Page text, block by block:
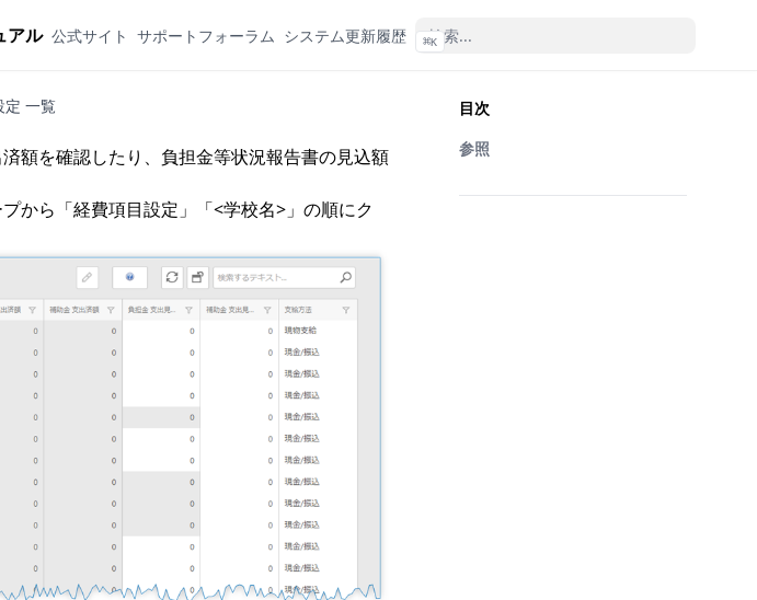
アル 公式サイト サポートフォーラム システム更新履歴 ⌘K
目次
参照
定 一覧
額を確認したり、負担金等状況報告書の見込額
から「経費項目設定」「<学校名>」の順にク